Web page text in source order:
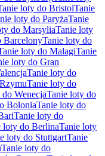
loty do BristolTanie
loty do ParyżaTanie
do MarsyliaTanie loty
BarcelonyTanie loty do
loty do MalagiTanie
loty do Gran
Tanie loty do
Tanie loty do
WenecjaTanie loty do
BoloniaTanie loty do
Tanie loty do
loty do BerlinaTanie loty
loty do StuttgartTanie
Tanie loty do